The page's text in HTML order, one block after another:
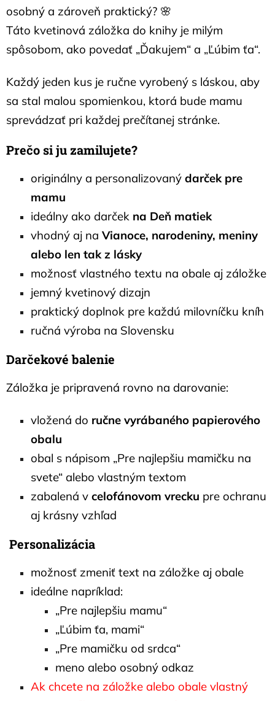
osobný a zároveň praktický? 🌸
Táto kvetinová záložka do knihy je milým
spôsobom, ako povedať „Ďakujem“ a „Ľúbim ťa“.
Každý jeden kus je ručne vyrobený s láskou, aby
sa stal malou spomienkou, ktorá bude mamu
sprevádzať pri každej prečítanej stránke.
Prečo si ju zamilujete?
originálny a personalizovaný darček pre
mamu
ideálny ako darček na Deň matiek
vhodný aj na Vianoce, narodeniny, meniny
alebo len tak z lásky
možnosť vlastného textu na obale aj záložke
jemný kvetinový dizajn
praktický doplnok pre každú milovníčku kníh
ručná výroba na Slovensku
Darčekové balenie
Záložka je pripravená rovno na darovanie:
vložená do ručne vyrábaného papierového
obalu
obal s nápisom „Pre najlepšiu mamičku na
svete“ alebo vlastným textom
zabalená v celofánovom vrecku pre ochranu
aj krásny vzhľad
Personalizácia
možnosť zmeniť text na záložke aj obale
ideálne napríklad:
„Pre najlepšiu mamu“
„Ľúbim ťa, mami“
„Pre mamičku od srdca“
meno alebo osobný odkaz
Ak chcete na záložke alebo obale vlastný